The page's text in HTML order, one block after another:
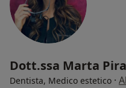
Dott.ssa Marta
Dentista, Medico estetico ·